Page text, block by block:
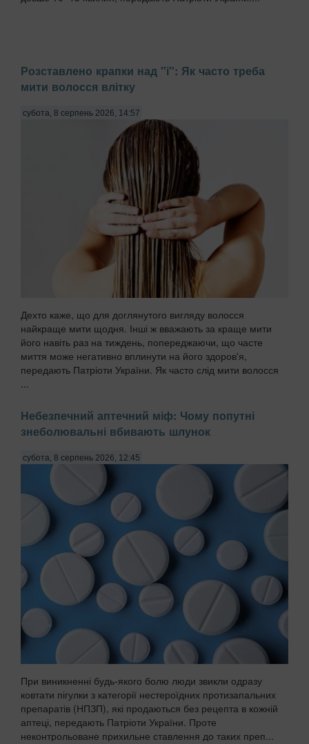
Розставлено крапки над "і": Як часто треба
мити волосся влітку
субота, 8 серпень 2026, 14:57
Дехто каже, що для доглянутого вигляду волосся
найкраще мити щодня. Інші ж вважають за краще мити
його навіть раз на тиждень, попереджаючи, що часте
миття може негативно вплинути на його здоров'я,
передають Патріоти України. Як часто слід мити волосся
...
Небезпечний аптечний міф: Чому попутні
знеболювальні вбивають шлунок
субота, 8 серпень 2026, 12:45
При виникненні будь-якого болю люди звикли одразу
ковтати пігулки з категорії нестероїдних протизапальних
препаратів (НПЗП), які продаються без рецепта в кожній
аптеці, передають Патріоти України. Проте
неконтрольоване прихильне ставлення до таких преп...